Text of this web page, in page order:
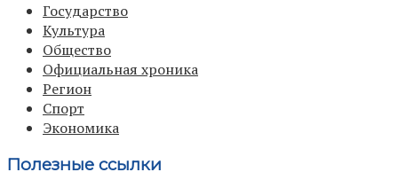
Государство
Культура
Общество
Официальная хроника
Регион
Спорт
Экономика
Полезные ссылки